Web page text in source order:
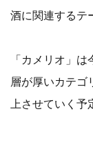
酒に関連するテ
「カメリオ」
層が厚いカテゴ
上させていく予